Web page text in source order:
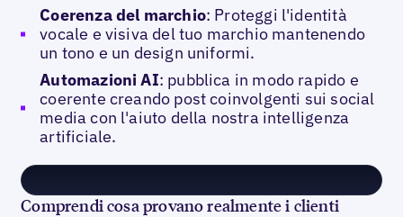
Coerenza del marchio: Proteggi l'identità
vocale e visiva del tuo marchio mantenendo
un tono e un design uniformi.
Automazioni AI: pubblica in modo rapido e
coerente creando post coinvolgenti sui social
media con l'aiuto della nostra intelligenza
artificiale.
Comprendi cosa provano realmente i clienti